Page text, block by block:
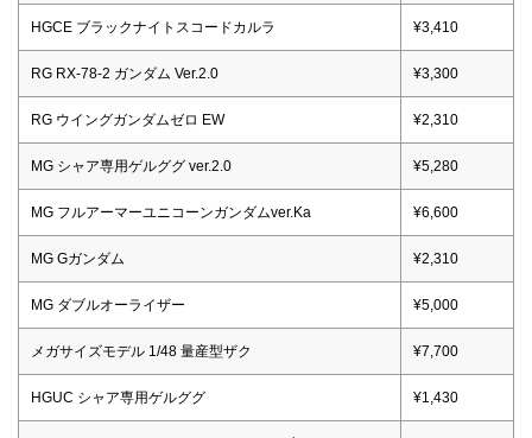
HGCE ブラックナイトスコードカルラ ¥3,410
RG RX-78-2 ガンダム Ver.2.0 ¥3,300
RG ウイングガンダムゼロ EW ¥2,310
MG シャア専用ゲルググ ver.2.0 ¥5,280
MG フルアーマーユニコーンガンダムver.Ka ¥6,600
MG Gガンダム ¥2,310
MG ダブルオーライザー ¥5,000
メガサイズモデル 1/48 量産型ザク ¥7,700
HGUC シャア専用ゲルググ ¥1,430